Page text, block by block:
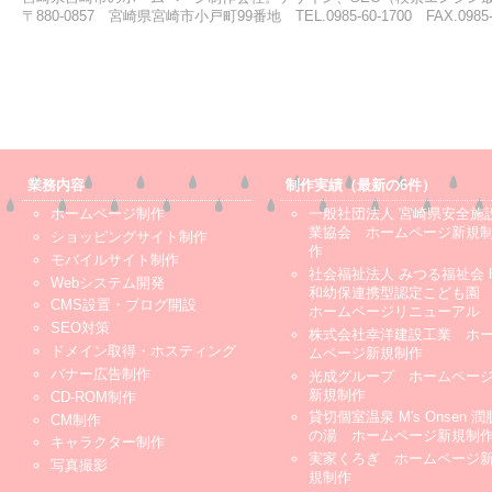
〒880-0857 宮崎県宮崎市小戸町99番地 TEL.0985-60-1700
業務内容
ホームページ制作
ショッピングサイト制作
モバイルサイト制作
Webシステム開発
CMS設置・ブログ開設
SEO対策
ドメイン取得・ホスティング
バナー広告制作
CD-ROM制作
CM制作
キャラクター制作
写真撮影
制作実績（最新の6件）
一般社団法人 宮崎県安全施
業協会 ホームページ新規
作
社会福祉法人 みつる福祉会
和幼保連携型認定こども
ホームページリニューアル
株式会社幸洋建設工業 ホ
ムページ新規制作
光成グループ ホームペー
新規制作
貸切個室温泉 M's Onsen 潤
の湯 ホームページ新規制
実家くろぎ ホームページ
規制作